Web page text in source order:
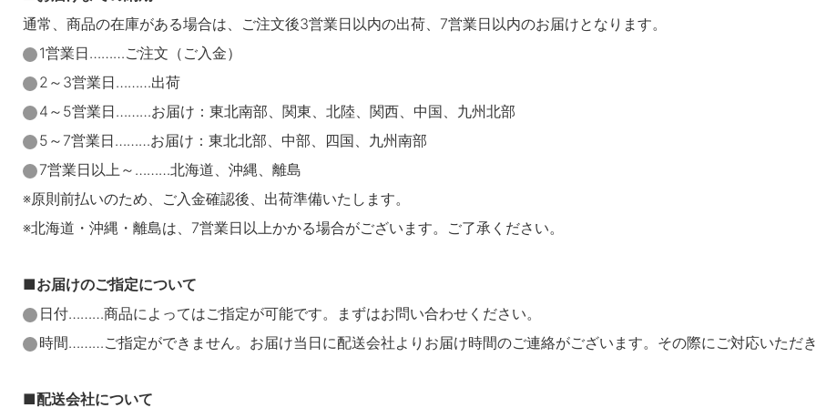
通常、商品の在庫がある場合は、ご注文後3営業日以内の出荷、7営業日以内のお届けとなります。
1営業日………ご注文（ご入金）
2～3営業日………出荷
4～5営業日………お届け：東北南部、関東、北陸、関西、中国、九州北部
5～7営業日………お届け：東北北部、中部、四国、九州南部
7営業日以上～………北海道、沖縄、離島
※原則前払いのため、ご入金確認後、出荷準備いたします。
※北海道・沖縄・離島は、7営業日以上かかる場合がございます。ご了承ください。
お届けのご指定について
日付………商品によってはご指定が可能です。まずはお問い合わせください。
時間………ご指定ができません。お届け当日に配送会社よりお届け時間のご連絡がございます。その際にご対応いただき
配送会社について